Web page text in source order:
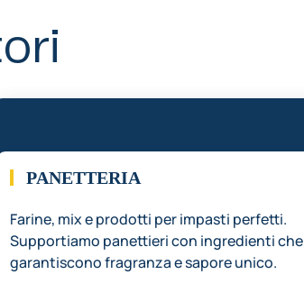
PANETTERIA
Farine, mix e prodotti per impasti perfetti.
Supportiamo panettieri con ingredienti che
garantiscono fragranza e sapore unico.